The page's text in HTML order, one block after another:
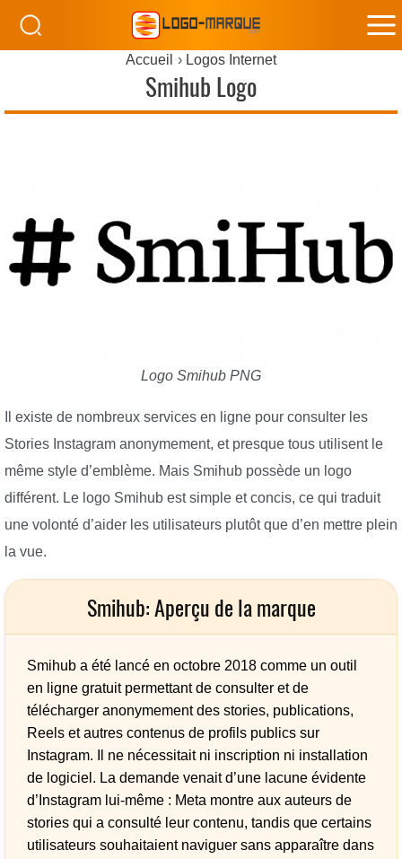
Accueil Logos Internet
Smihub Logo
Logo Smihub PNG
Il existe de nombreux services en ligne pour consulter les
Stories Instagram anonymement, et presque tous utilisent le
même style d’emblème. Mais Smihub possède un logo
différent. Le logo Smihub est simple et concis, ce qui traduit
une volonté d’aider les utilisateurs plutôt que d’en mettre plein
la vue.
Smihub: Aperçu de la marque
Smihub a été lancé en octobre 2018 comme un outil
en ligne gratuit permettant de consulter et de
télécharger anonymement des stories, publications,
Reels et autres contenus de profils publics sur
Instagram. Il ne nécessitait ni inscription ni installation
de logiciel. La demande venait d’une lacune évidente
d’Instagram lui-même : Meta montre aux auteurs de
stories qui a consulté leur contenu, tandis que certains
utilisateurs souhaitaient naviguer sans apparaître dans